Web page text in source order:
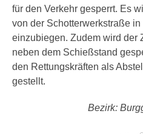
für den Verkehr gesperrt. Es
von der Schotterwerkstraße
einzubiegen. Zudem wird der
neben dem Schießstand
den Rettungskräften als
gestellt.
Bezirk: